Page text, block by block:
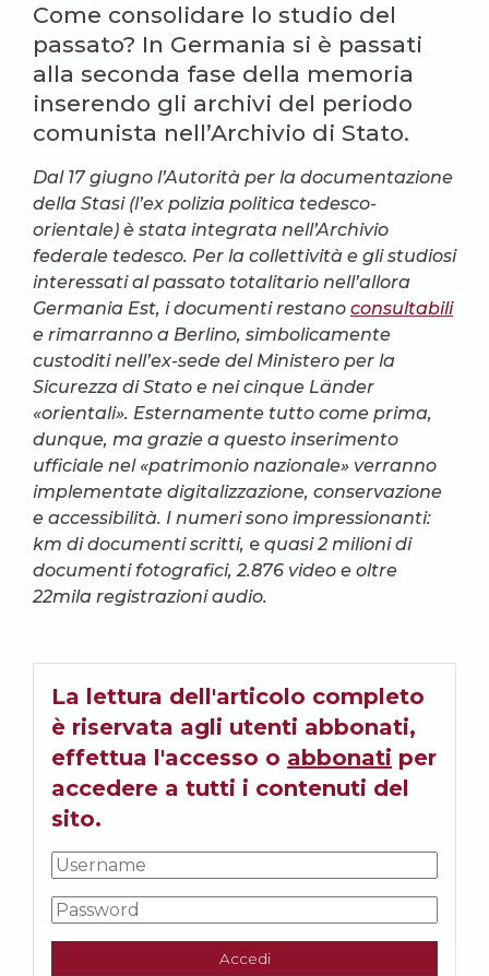
Come consolidare lo studio del
passato? In Germania si è passati
alla seconda fase della memoria
inserendo gli archivi del periodo
comunista nell’Archivio di Stato.
Dal 17 giugno l’Autorità per la documentazione
della Stasi (l’ex polizia politica tedesco-
orientale) è stata integrata nell’Archivio
federale tedesco. Per la collettività e gli studiosi
interessati al passato totalitario nell’allora
Germania Est, i documenti restano consultabili
e rimarranno a Berlino, simbolicamente
custoditi nell’ex-sede del Ministero per la
Sicurezza di Stato e nei cinque Länder
«orientali». Esternamente tutto come prima,
dunque, ma grazie a questo inserimento
ufficiale nel «patrimonio nazionale» verranno
implementate digitalizzazione, conservazione
e accessibilità. I numeri sono impressionanti:
km di documenti scritti, e quasi 2 milioni di
documenti fotografici, 2.876 video e oltre
22mila registrazioni audio.
La lettura dell'articolo completo
è riservata agli utenti abbonati,
effettua l'accesso o abbonati per
accedere a tutti i contenuti del
sito.
Accedi